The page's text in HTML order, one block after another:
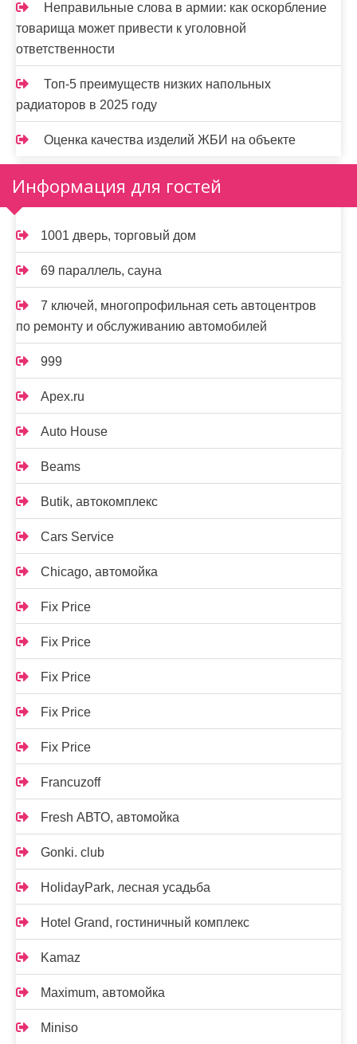
Неправильные слова в армии: как оскорбление
товарища может привести к уголовной
ответственности
Топ-5 преимуществ низких напольных
радиаторов в 2025 году
Оценка качества изделий ЖБИ на объекте
Информация для гостей
1001 дверь, торговый дом
69 параллель, сауна
7 ключей, многопрофильная сеть автоцентров
по ремонту и обслуживанию автомобилей
999
Apex.ru
Auto House
Beams
Butik, автокомплекс
Cars Service
Chicago, автомойка
Fix Price
Fix Price
Fix Price
Fix Price
Fix Price
Francuzoff
Fresh АВТО, автомойка
Gonki. club
HolidayPark, лесная усадьба
Hotel Grand, гостиничный комплекс
Kamaz
Maximum, автомойка
Miniso